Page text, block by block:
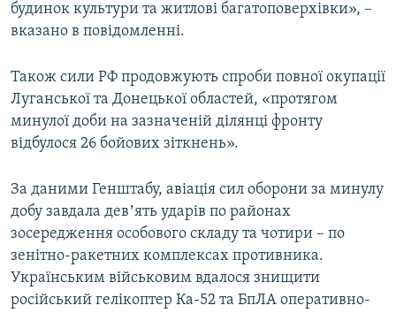
будинок культури та житлові багатоповерхівки», –
вказано в повідомленні.
Також сили РФ продовжують спроби повної окупації
Луганської та Донецької областей, «протягом
минулої доби на зазначеній ділянці фронту
відбулося 26 бойових зіткнень».
За даними Генштабу, авіація сил оборони за минулу
добу завдала девʼять ударів по районах
зосередження особового складу та чотири – по
зенітно-ракетних комплексах противника.
Українським військовим вдалося знищити
російський гелікоптер Ка-52 та БпЛА оперативно-